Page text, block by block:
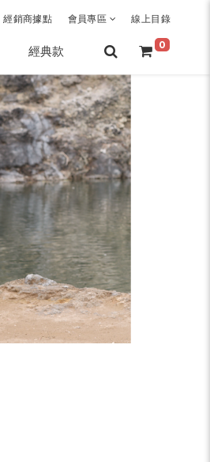
經銷商據點 會員專區 線上目錄
0
經典款